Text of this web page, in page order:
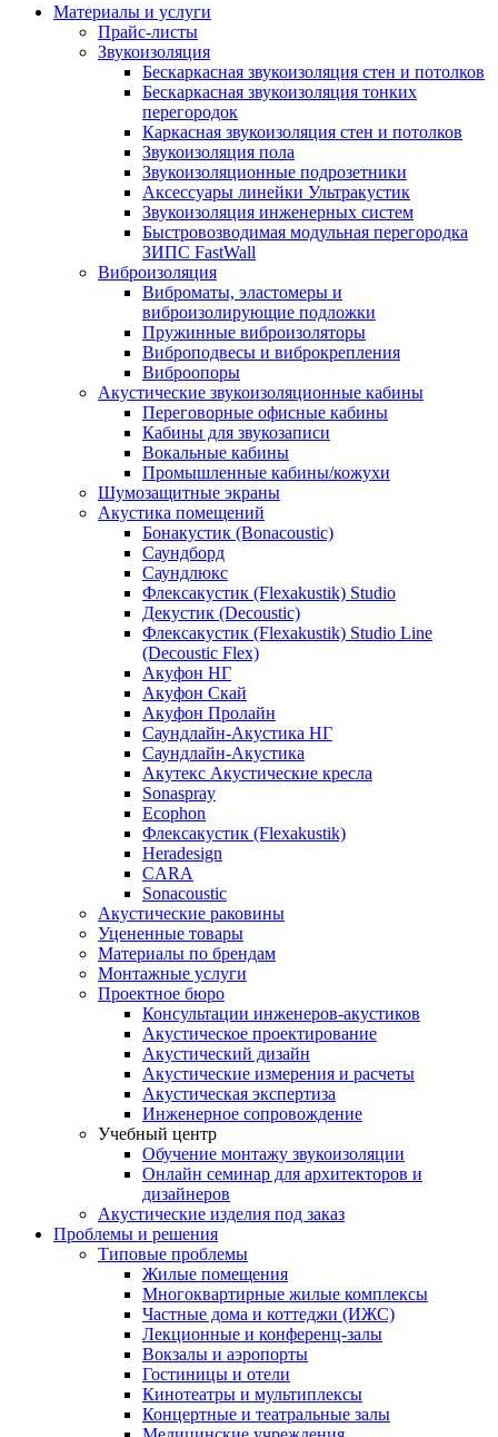
Материалы и услуги
Прайс-листы
Звукоизоляция
Бескаркасная звукоизоляция стен и потолков
Бескаркасная звукоизоляция тонких
перегородок
Каркасная звукоизоляция стен и потолков
Звукоизоляция пола
Звукоизоляционные подрозетники
Аксессуары линейки Ультракустик
Звукоизоляция инженерных систем
Быстровозводимая модульная перегородка
ЗИПС FastWall
Виброизоляция
Виброматы, эластомеры и
виброизолирующие подложки
Пружинные виброизоляторы
Виброподвесы и виброкрепления
Виброопоры
Акустические звукоизоляционные кабины
Переговорные офисные кабины
Кабины для звукозаписи
Вокальные кабины
Промышленные кабины/кожухи
Шумозащитные экраны
Акустика помещений
Бонакустик (Bonacoustic)
Саундборд
Саундлюкс
Флексакустик (Flexakustik) Studio
Декустик (Decoustic)
Флексакустик (Flexakustik) Studio Line
(Decoustic Flex)
Акуфон НГ
Акуфон Скай
Акуфон Пролайн
Саундлайн-Акустика НГ
Саундлайн-Акустика
Акутекс Акустические кресла
Sonaspray
Ecophon
Флексакустик (Flexakustik)
Heradesign
CARA
Sonacoustic
Акустические раковины
Уцененные товары
Материалы по брендам
Монтажные услуги
Проектное бюро
Консультации инженеров-акустиков
Акустическое проектирование
Акустический дизайн
Акустические измерения и расчеты
Акустическая экспертиза
Инженерное сопровождение
Учебный центр
Обучение монтажу звукоизоляции
Онлайн семинар для архитекторов и
дизайнеров
Акустические изделия под заказ
Проблемы и решения
Типовые проблемы
Жилые помещения
Многоквартирные жилые комплексы
Частные дома и коттеджи (ИЖС)
Лекционные и конференц-залы
Вокзалы и аэропорты
Гостиницы и отели
Кинотеатры и мультиплексы
Концертные и театральные залы